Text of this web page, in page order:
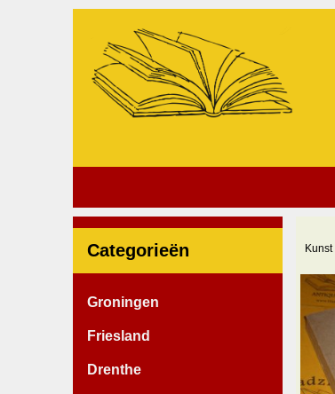
Categorieën
Groningen
Friesland
Drenthe